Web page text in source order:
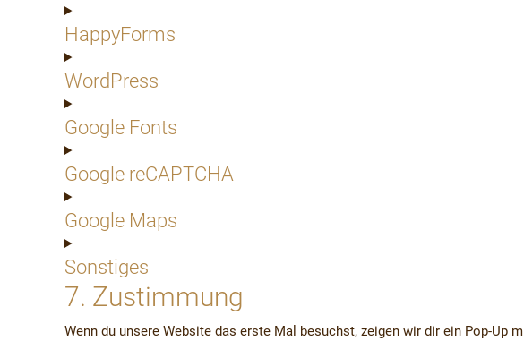
HappyForms
WordPress
Google Fonts
Google reCAPTCHA
Google Maps
Sonstiges
7. Zustimmung
Wenn du unsere Website das erste Mal besuchst, zeigen wir dir ein Pop-Up